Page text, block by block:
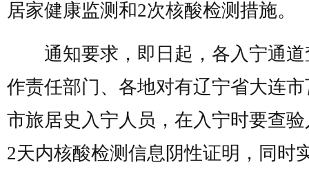
居家健康监测和2次核酸检测措施。
通知要求，即日起，各入宁通道
作责任部门、各地对有辽宁省大连
市旅居史入宁人员，在入宁时要查
2天内核酸检测信息阴性证明，同时